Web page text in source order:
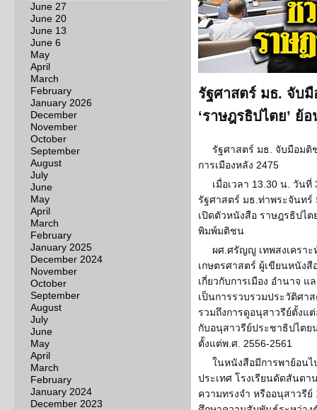
June 27
June 20
June 13
June 6
May
April
March
February
January 2026
December
November
October
September
August
July
June
May
April
March
February
January 2025
December 2024
November
October
September
August
July
June
May
April
March
February
January 2024
December 2023
รัฐศาสตร์ มธ. จับ
‘ราษฎรธิปไตย’ ย้
รัฐศาสตร์ มธ. จับมือมติ
การเมืองหลัง 2475
เมื่อเวลา 13.30 น. วัน
รัฐศาสตร์ มธ.ท่าพระจันทร์
เปิดตัวหนังสือ ราษฎรธิปไ
พิมพ์มติชน
ผศ.ศรัญญู เทพสงเครา
เกษตรศาสตร์ ผู้เขียนหนังสื
เกี่ยวกับการเมือง อำนาจ
เป็นการรวบรวมประวัติศา
รวมถึงการดูอนุสาวรีย์ตั้งแ
กับอนุสาวรีย์ประชาธิปไตย
ตั้งแต่พ.ศ. 2556-2561
ในหนังสือมีการพาย้อน
ประเทศ โรงเรียนดัดสันด
ความทรงจำ หรืออนุสาวรี